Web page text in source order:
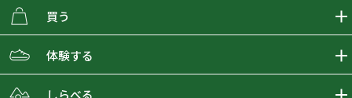
買う
ECMALLの商品をさがす
取り扱いブランド一覧
体験する
おとな女子登山部
しらべる